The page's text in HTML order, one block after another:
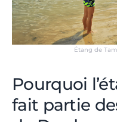
Étang de
Pourquoi
fait partie